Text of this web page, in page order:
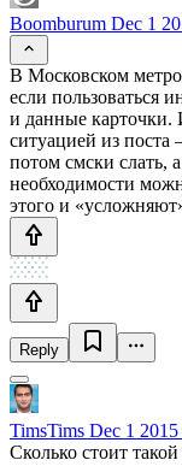
Boomburum Dec 1
В Московском
если пользоваться
и данные карточки.
ситуацией из
потом смски слать,
необходимости
этого и
Reply
TimsTims Dec 1
Сколько стоит